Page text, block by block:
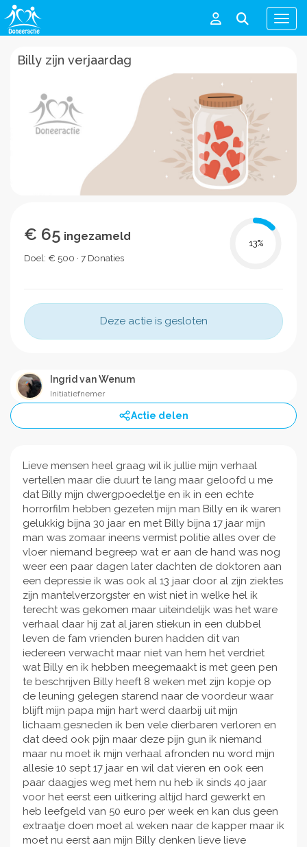
Menu
Billy zijn verjaardag
€ 65 ingezameld
Doel: € 500 · 7 Donaties
13%
Deze actie is gesloten
Ingrid van Wenum
Initiatiefnemer
Actie delen
Lieve mensen heel graag wil ik jullie mijn verhaal
vertellen maar die duurt te lang maar geloofd u me
dat Billy mijn dwergpoedeltje en ik in een echte
horrorfilm hebben gezeten mijn man Billy en ik waren
gelukkig bijna 30 jaar en met Billy bijna 17 jaar mijn
man was zomaar ineens vermist politie alles over de
vloer niemand begreep wat er aan de hand was nog
weer een paar dagen later dachten de doktoren aan
een depressie ik was ook al 13 jaar door al zijn ziektes
zijn mantelverzorgster en wist niet in welke hel ik
terecht was gekomen maar uiteindelijk was het ware
verhaal daar hij zat al jaren stiekun in een dubbel
leven de fam vrienden buren hadden dit van
iedereen verwacht maar niet van hem het verdriet
wat Billy en ik hebben meegemaakt is met geen pen
te beschrijven Billy heeft 8 weken met zijn kopje op
de leuning gelegen starend naar de voordeur waar
blijft mijn papa mijn hart werd daarbij uit mijn
lichaam.gesneden ik ben vele dierbaren verloren en
dat deed ook pijn maar deze pijn gun ik niemand
maar nu moet ik mijn verhaal afronden nu word mijn
allesie 10 sept 17 jaar en wil dat vieren en ook een
paar daagjes weg met hem nu heb ik sinds 40 jaar
voor het eerst een uitkering altijd hard gewerkt en
heb leefgeld van 50 euro per week en kan dus geen
extraatje doen moet al weken naar de kapper maar ik
moet nu eerst aan mijn Billy denken lieve lieve